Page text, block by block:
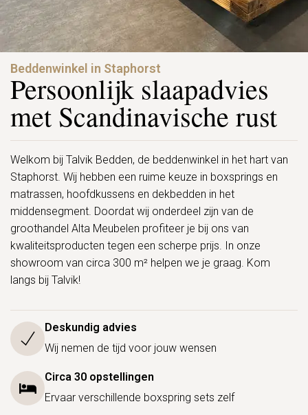
Beddenwinkel in Staphorst
Persoonlijk slaapadvies
met Scandinavische rust
Welkom bij Talvik Bedden, de beddenwinkel in het hart van
Staphorst. Wij hebben een ruime keuze in boxsprings en
matrassen, hoofdkussens en dekbedden in het
middensegment. Doordat wij onderdeel zijn van de
groothandel Alta Meubelen profiteer je bij ons van
kwaliteitsproducten tegen een scherpe prijs. In onze
showroom van circa 300 m² helpen we je graag. Kom
langs bij Talvik!
Deskundig advies
Wij nemen de tijd voor jouw wensen
Circa 30 opstellingen
Ervaar verschillende boxspring sets zelf